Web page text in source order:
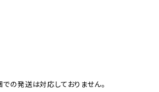
の発送は対応しておりません。